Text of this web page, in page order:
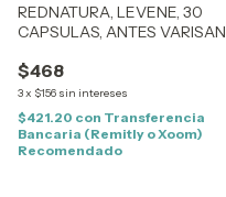
REDNATURA, LEVENE, 30
CAPSULAS, ANTES VARISAN
$468
3x $156 sin intereses
$421.20 con Transferencia
Bancaria (Remitly o Xoom)
Recomendado